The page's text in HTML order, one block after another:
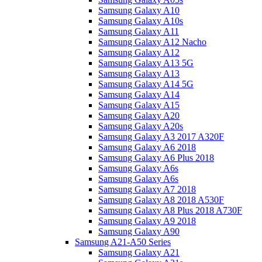
Samsung Galaxy A10
Samsung Galaxy A10s
Samsung Galaxy A11
Samsung Galaxy A12 Nacho
Samsung Galaxy A12
Samsung Galaxy A13 5G
Samsung Galaxy A13
Samsung Galaxy A14 5G
Samsung Galaxy A14
Samsung Galaxy A15
Samsung Galaxy A20
Samsung Galaxy A20s
Samsung Galaxy A3 2017 A320F
Samsung Galaxy A6 2018
Samsung Galaxy A6 Plus 2018
Samsung Galaxy A6s
Samsung Galaxy A6s
Samsung Galaxy A7 2018
Samsung Galaxy A8 2018 A530F
Samsung Galaxy A8 Plus 2018 A730F
Samsung Galaxy A9 2018
Samsung Galaxy A90
Samsung A21-A50 Series
Samsung Galaxy A21